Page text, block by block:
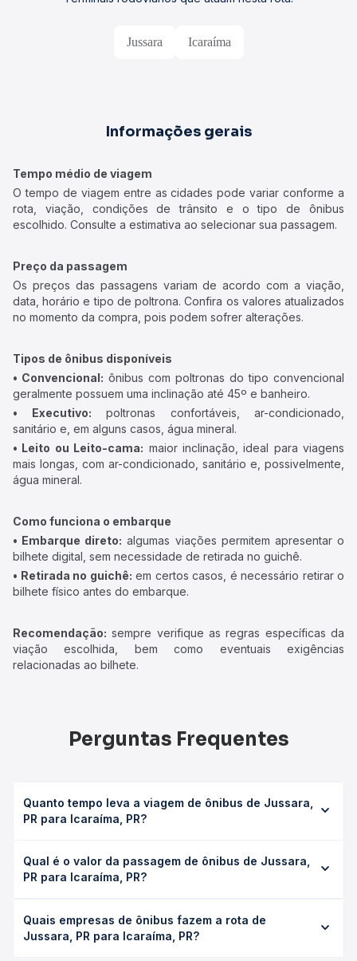
Jussara Icaraíma
Informações gerais
Tempo médio de viagem
O tempo de viagem entre as cidades pode variar conforme a
rota, viação, condições de trânsito e o tipo de ônibus
escolhido. Consulte a estimativa ao selecionar sua passagem.
Preço da passagem
Os preços das passagens variam de acordo com a viação,
data, horário e tipo de poltrona. Confira os valores atualizados
no momento da compra, pois podem sofrer alterações.
Tipos de ônibus disponíveis
• Convencional: ônibus com poltronas do tipo convencional
geralmente possuem uma inclinação até 45º e banheiro.
• Executivo: poltronas confortáveis, ar-condicionado,
sanitário e, em alguns casos, água mineral.
• Leito ou Leito-cama: maior inclinação, ideal para viagens
mais longas, com ar-condicionado, sanitário e, possivelmente,
água mineral.
Como funciona o embarque
• Embarque direto: algumas viações permitem apresentar o
bilhete digital, sem necessidade de retirada no guichê.
• Retirada no guichê: em certos casos, é necessário retirar o
bilhete físico antes do embarque.
Recomendação: sempre verifique as regras específicas da
viação escolhida, bem como eventuais exigências
relacionadas ao bilhete.
Perguntas Frequentes
Quanto tempo leva a viagem de ônibus de Jussara,
PR para Icaraíma, PR?
em média 3h 50min, podendo variar conforme a viação, o
tipo de serviço (convencional, executivo ou leito) e as
opção na data desejada.
Qual é o valor da passagem de ônibus de Jussara,
PR para Icaraíma, PR?
Icaraíma, PR custa em média R$ 82,05 e varia conforme a
data da viagem, a empresa, o tipo de poltrona e a
Quais empresas de ônibus fazem a rota de
Jussara, PR para Icaraíma, PR?